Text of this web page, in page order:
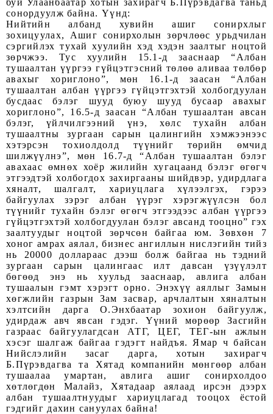
сонордуулж байна. Үүнд:
Нийтийн албанд хувийн ашиг сонирхлыг
зохицуулах, Ашиг сонирхолын зөрчлөөс урьдчилан
сэргийлэх тухай хуулийн хэд хэдэн заалтыг ноцтой
зөрчжээ. Тус хуулийн 15.1-д зааснаар “Албан
тушаалтан үүргээ гүйцэтгэсний төлөө аливаа төлбөр
авахыг хориглоно”, мөн 16.1-д заасан “Албан
тушаалтан албан үүргээ гүйцэтгэхтэй холбогдуулан
бусдаас бэлэг шууд буюу шууд бусаар авахыг
хориглоно”, 16.5-д заасан “Албан тушаалтан авсан
бэлэг, үйлчилгээний үнэ, хөлс тухайн албан
тушаалтны зургаан сарын цалингийн хэмжээнээс
хэтэрсэн тохиолдолд түүнийг төрийн өмчид
шилжүүлнэ”, мөн 16.7-д “Албан тушаалтан бэлэг
авахаас өмнөх хоёр жилийн хугацаанд бэлэг өгөгч
этгээдтэй холбогдох захиргааны шийдвэр, удирдлага
хяналт, шалгалт, хариуцлага хүлээлгэх, гэрээ
байгуулах зэрэг албан үүрэг хэрэгжүүлсэн бол
түүнийг тухайн бэлэг өгөгч этгээдээс албан үүргээ
гүйцэтгэхтэй холбогдуулан бэлэг авсанд тооцно” гэх
заалтуудыг ноцтой зөрчсөн байгаа юм. Зөвхөн 7
хоног амрах аялал, бизнес ангиллын нислэгийн тийз
нь 20000 доллараас дээш болж байгаа нь тэдний
зургаан сарын цалингаас илт давсан үзүүлэлт
бөгөөд энэ нь хуульд зааснаар, авлига албан
тушаалын гэмт хэрэгт орно. Энэхүү аяллыг Замын
хөгжлийн газрын Зам засвар, арчлалтын хяналтын
хэлтсийн дарга О.Энхбаатар зохион байгуулж,
удирдаж авч явсан гэдэг. Үүний мөрөөр Засгийн
газраас байгуулагдсан АТГ, ЦЕГ, ТЕГ-ын ажлын
хэсэг шалгаж байгаа гэдэгт найдъя. Ямар ч байсан
Нийслэлийн засаг дарга, хотын захирагч
Б.Пүрэвдагва та Хятад компанийн мөнгөөр албан
тушаалаа умартан, авлига ашиг сонирхолдоо
хөтлөгдөн Малайз, Хятадаар аялаад ирсэн дээрх
албан тушаалтнуудыг хариуцлагад тооцох ёстой
гэдгийг дахин сануулах байна!